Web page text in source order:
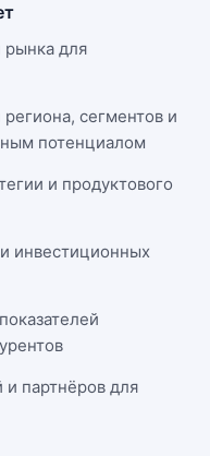
рынка для
сегментов и
потенциалом
и продуктового
инвестиционных
партнёров для